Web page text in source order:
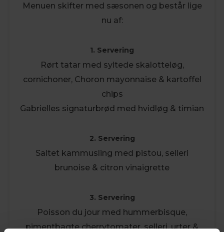
Menuen skifter med sæsonen og består lige
nu af:
1. Servering
Rørt tatar med syltede skalotteløg,
cornichoner, Choron mayonnaise & kartoffel
chips
Gabrielles signaturbrød med hvidløg & timian
2. Servering
Saltet kammusling med pistou, selleri
brunoise & citron vinaigrette
3. Servering
Poisson du jour med hummerbisque,
pimentbagte cherrytomater, selleri, urter &